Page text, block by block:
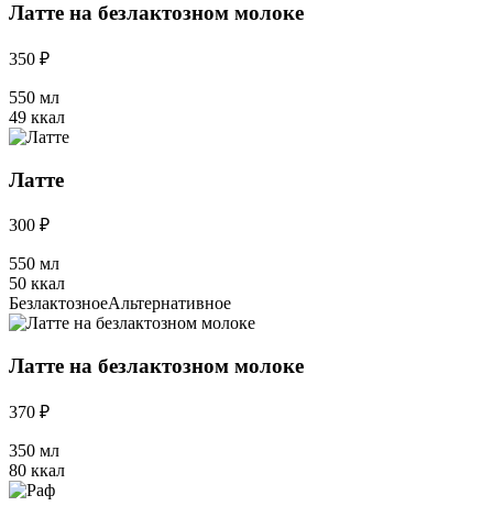
Латте на безлактозном молоке
350 ₽
550 мл
49 ккал
Латте
300 ₽
550 мл
50 ккал
БезлактозноеАльтернативное
Латте на безлактозном молоке
370 ₽
350 мл
80 ккал